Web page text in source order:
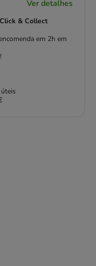
Ver detalhes
& Collect
em 2h em